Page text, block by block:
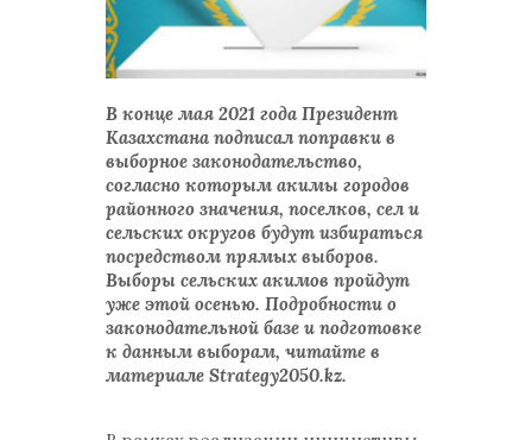
В конце мая 2021 года Президент
Казахстана подписал поправки в
выборное законодательство,
согласно которым акимы городов
районного значения, поселков, сел и
сельских округов будут избираться
посредством прямых выборов.
Выборы сельских акимов пройдут
уже этой осенью. Подробности о
законодательной базе и подготовке
к данным выборам, читайте в
материале Strategy2050.kz.